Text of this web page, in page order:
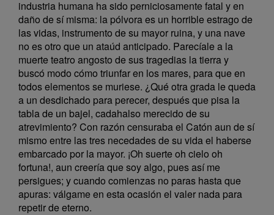
industria humana ha sido perniciosamente fatal y en
daño de sí misma: la pólvora es un horrible estrago de
las vidas, instrumento de su mayor ruina, y una nave
no es otro que un ataúd anticipado. Parecíale a la
muerte teatro angosto de sus tragedias la tierra y
buscó modo cómo triunfar en los mares, para que en
todos elementos se muriese. ¿Qué otra grada le queda
a un desdichado para perecer, después que pisa la
tabla de un bajel, cadahalso merecido de su
atrevimiento? Con razón censuraba el Catón aun de sí
mismo entre las tres necedades de su vida el haberse
embarcado por la mayor. ¡Oh suerte oh cielo oh
fortuna!, aun creería que soy algo, pues así me
persigues; y cuando comienzas no paras hasta que
apuras: válgame en esta ocasión el valer nada para
repetir de eterno.